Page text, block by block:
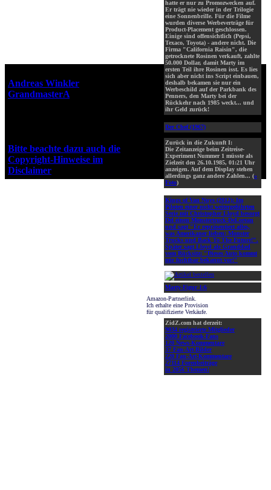
hatte er nur zu Promozwecken auf.
Er trägt nie wieder in der Trilogie
eine Sonnenbrille. Für die Filme
wurden diverse Werbeverträge für
Product-Placement geschlossen.
Einige sind offensichtlich (Pepsi,
Texaco, Toyota) - andere nicht. Die
Firma "California Raisin", die
getrocknete Rosinen verkauft, zahlte
50.000 Dollar, damit Marty im
ersten Teil ihre Rosinen isst. Es lies
sich aber nicht ins Script einbauen,
deshalb bekamen sie nur ein
Werbeschild auf der Parkbank des
Penners, den Marty bei der
Rückkehr nach 1985 weckt... und
ihr Geld zurück!
Der Chef (1967)
Zurück in die Zukunft I:
Die Zeitanzeige beim Zeitreise-
Experiment Nummer 1 müsste als
Zielzeit den 26.10.1985, 01:21 Uhr
anzeigen. Auf dem Display stehen
allerdings ganz andere Zahlen... (»
Foto)
Kings of Van Nuys (2012): Im
Piloten einer nicht weitergeführten
Serie mit Christopher Lloyd besorgt
Del einen Monstertruck-DeLorean
und sagt "Er repräsentiert alles,
was Amerikaner lieben: Monster
Trucks und Back To The Future!".
Später sagt Lloyd als Granddad
vom Rücksitz: "Dieses Auto kommt
mir fuchtbar bekannt vor!"
Marty-Figur 1:6
Amazon-Partnerlink.
Ich erhalte eine Provision
für qualifizierte Verkäufe.
ZidZ.com hat derzeit:
9034 registrierte Mitglieder
2000 Facebook-Fans
120 News-Kommentare
37 Fan-Art-Bilder
220 Fan-Art-Kommentare
27114 Forenbeiträge
in 2056 Themen!
Andreas Winkler
GrandmasterA
Bitte beachte dazu auch die
Copyright-Hinweise im
Disclaimer